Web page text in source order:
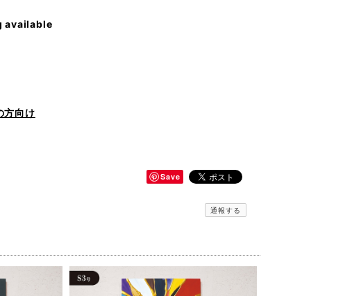
available
方向け
Save
通報する